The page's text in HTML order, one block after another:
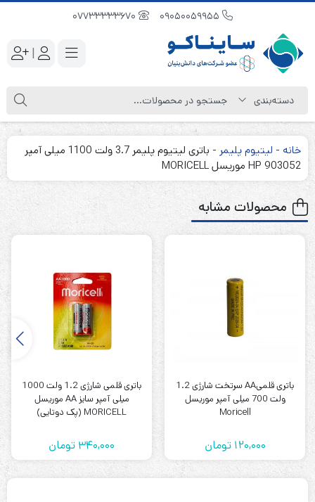
|
خانه - لیتیوم پلیمر -
باتری لیتیوم پلیمر 3.7 ولت 1100 میلی آمپر
HP 903052 موریسل MORICELL
محصولات مشابه
باتری قلمیAA سرتخت شارژی 1.2
ولت 700 میلی آمپر موریسل
Moricell
120,000 تومان
باتری قلمی شارژی 1.2 ولت 1000
میلی آمپر سایز AA موریسل
MORICELL (پک دوتایی)
340,000 تومان